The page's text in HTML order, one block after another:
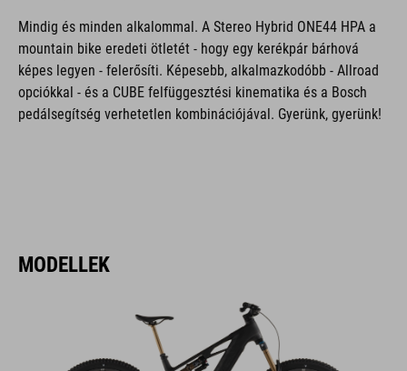
Mindig és minden alkalommal. A Stereo Hybrid ONE44 HPA a
mountain bike eredeti ötletét - hogy egy kerékpár bárhová
képes legyen - felerősíti. Képesebb, alkalmazkodóbb - Allroad
opciókkal - és a CUBE felfüggesztési kinematika és a Bosch
pedálsegítség verhetetlen kombinációjával. Gyerünk, gyerünk!
MODELLEK